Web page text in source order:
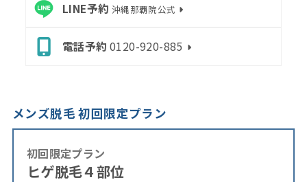
LINE予約 沖縄那覇院公式
電話予約 0120-920-885
メンズ脱毛 初回限定プラン
初回限定プラン
ヒゲ脱毛４部位